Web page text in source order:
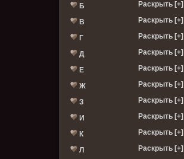
Б Раскрыть [+]
В Раскрыть [+]
Г Раскрыть [+]
Д Раскрыть [+]
Е Раскрыть [+]
Ж Раскрыть [+]
З Раскрыть [+]
И Раскрыть [+]
К Раскрыть [+]
Л Раскрыть [+]